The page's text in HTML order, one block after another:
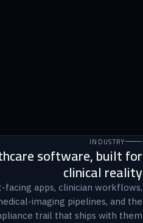
INDUSTRY
software, built for
clinical reality
facing apps, clinician workflows,
imaging pipelines, and the
trail that ships with them.